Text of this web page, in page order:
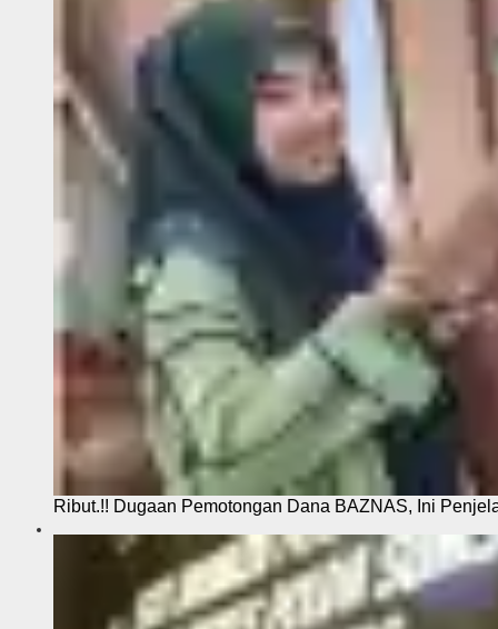
Ribut.!! Dugaan Pemotongan Dana BAZNAS, Ini